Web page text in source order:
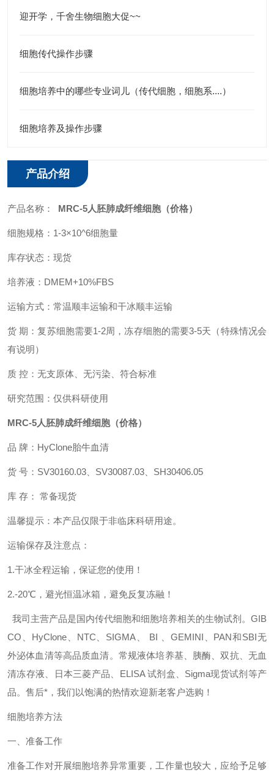
迎开学，千舍生物细胞大促~~
细胞传代操作步骤
细胞培养中的哪些专业词儿（传代细胞，细胞系....）
细胞培养及操作步骤
产品介绍
产品名称： MRC-5人胚肺成纤维细胞（价格）
细胞规格：1-3×10^6细胞量
库存状态：现货
培养液： DMEM+10%FBS
运输方式：常温顺丰运输和干冰顺丰运输
货 期：复苏细胞需要1-2周，冻存细胞的需要3-5天（特殊情况会
有说明）
质 控：无支原体、无污染、符合标准
研究范围：仅供科研使用
MRC-5人胚肺成纤维细胞（价格）
品 牌：HyClone胎牛血清
货 号：SV30160.03 、SV30087.03、SH30406.05
库 存 ： 常备现货
温馨提示：本产品仅限于非临床科研用途。
运输保存及注意点：
1.干冰全程运输，保证您的使用！
2.-20℃，避光恒温冰箱，避免反复冻融！
我司主营产品是国内传代细胞和细胞培养相关的生物试剂。GIB
CO、HyClone、NTC、SIGMA、 BI 、GEMINI、PAN和SBI无
外泌体血清等高品质血清。常规液体培养基、胰酶、双抗、无血
清冻存液、日本三菱产品、ELISA 试剂盒、Sigma现货试剂等产
品。售后*，我们以饱满的热情欢迎新老客户选购！
细胞培养方法
一、准备工作
准备工作对开展细胞培养异常重要，工作量也较大，应给予足够